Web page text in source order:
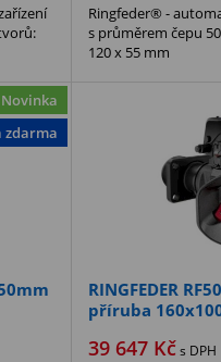
Ringfeder® -
s průměrem čepu
120 x 55 mm
Novinka
zdarma
RINGFEDER
příruba
39 647 Kčs DPH